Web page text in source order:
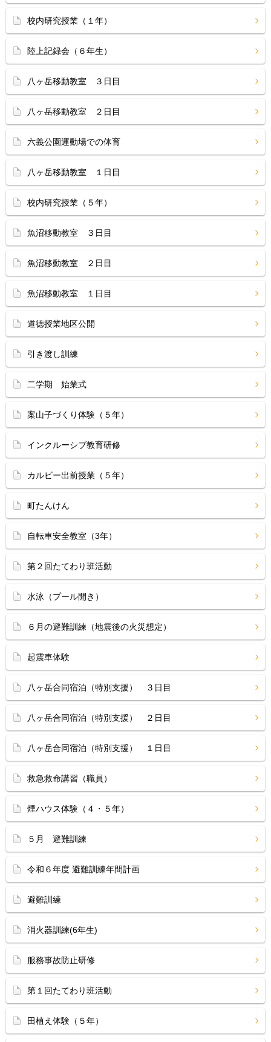
校内研究授業（１年）
陸上記録会（６年生）
八ヶ岳移動教室 ３日目
八ヶ岳移動教室 ２日目
六義公園運動場での体育
八ヶ岳移動教室 １日目
校内研究授業（５年）
魚沼移動教室 ３日目
魚沼移動教室 ２日目
魚沼移動教室 １日目
道徳授業地区公開
引き渡し訓練
二学期 始業式
案山子づくり体験（５年）
インクルーシブ教育研修
カルビー出前授業（５年）
町たんけん
自転車安全教室（3年）
第２回たてわり班活動
水泳（プール開き）
６月の避難訓練（地震後の火災想定）
起震車体験
八ヶ岳合同宿泊（特別支援） ３日目
八ヶ岳合同宿泊（特別支援） ２日目
八ヶ岳合同宿泊（特別支援） １日目
救急救命講習（職員）
煙ハウス体験（４・５年）
５月 避難訓練
令和６年度 避難訓練年間計画
避難訓練
消火器訓練(6年生)
服務事故防止研修
第１回たてわり班活動
田植え体験（５年）